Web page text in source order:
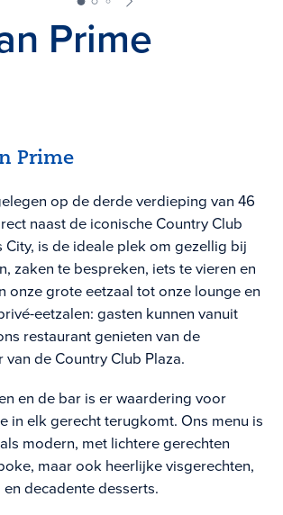
Prime
Prime
op de derde verdieping van 46
naast de iconische Country Club
City, is de ideale plek om gezellig bij
zaken te bespreken, iets te vieren en
onze grote eetzaal tot onze lounge en
eetzalen: gasten kunnen vanuit
restaurant genieten van de
de Country Club Plaza.
en de bar is er waardering voor
in elk gerecht terugkomt. Ons menu is
modern, met lichtere gerechten
maar ook heerlijke visgerechten,
decadente desserts.